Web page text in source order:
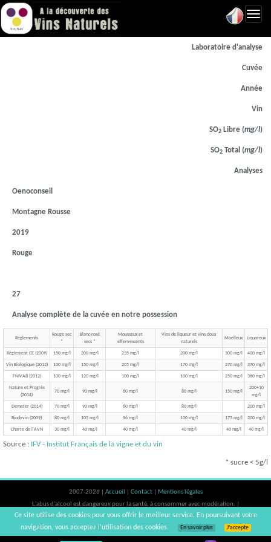
Laboratoire d'analyse
Cuvée
Année
Vin
SO2 Libre (mg/l)
SO2 Total (mg/l)
Analyses
Oenoconseil
Montagne Rousse
2019
Rouge
27
Analyse complète de la cuvée en notre possession
Réglements
Rouge sec
*
Blanc-rosé
secs *
Mousseux et
effervescents
Vins de liqueur et vins doux
naturels
Moelleux Liquoreux
Règlement CE (2009) 150 mg/l 200 mg/l 235 mg/l 200 mg/l 300 mg/l 400 mg/l
Vin Biologique (2012) 100 mg/l 150 mg/l 205 mg/l 170 mg/l 270 mg/l 370 mg/l
FNIVAB (2012) 100 mg/l 120 mg/l 100 mg/l 100 mg/l 250 mg/l 360 mg/l
Nature et Progrès
(2014)
70 mg/l 90 mg/l 60 mg/l 80 mg/l 150 mg/l
200+10
mg/l
Demeter (2014) 70 mg/l 90 mg/l 60 mg/l 80 mg/l 200 mg/l
Biodyvin (2009) 80 mg/l 105 mg/l 96 mg/l 100 mg/l 175 mg/l 200 mg/l
Charte de l'AVN 30 mg/l 40 mg/l 40 mg/l 40 mg/l 40 mg/l 40 mg/l
Source : IFV - Institut Français de la vigne et du vin
* sucre < 5g/l
2007-2026 | Accueil Contact
Mentions légales
L'abus d'alcool est dangereux pour la santé, à consommer avec modération. |
vinsnaturels | v3.12
Ce site utilise des cookies pour vous offrir le meilleur service. En poursuivant votre
navigation, vous acceptez l’utilisation des cookies.
En savoir plus J’accepte